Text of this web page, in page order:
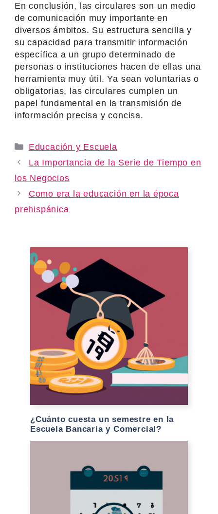
En conclusión, las circulares son un medio
de comunicación muy importante en
diversos ámbitos. Su estructura sencilla y
su capacidad para transmitir información
específica a un grupo determinado de
personas o instituciones hacen de ellas una
herramienta muy útil. Ya sean voluntarias o
obligatorias, las circulares cumplen un
papel fundamental en la transmisión de
información precisa y concisa.
Categories
Educación y Escuela
La Importancia de la Serie de Tiempo en
los Negocios
Como era la educación en la época
prehispánica
¿Cuánto cuesta un semestre en la
Escuela Bancaria y Comercial?